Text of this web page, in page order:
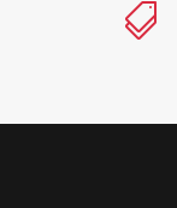
